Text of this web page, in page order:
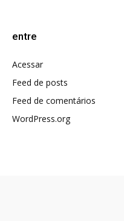
entre
Acessar
Feed de posts
Feed de comentários
WordPress.org